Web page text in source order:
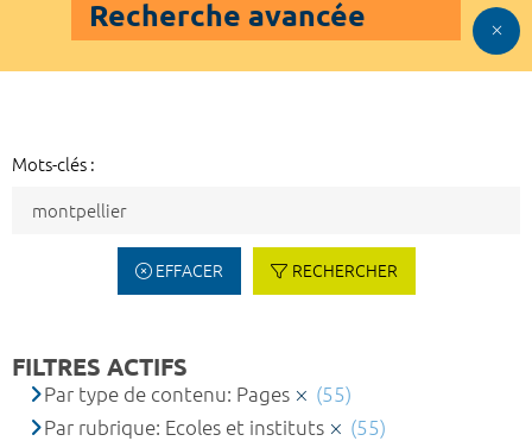
Recherche avancée
Mots-clés :
EFFACER RECHERCHER
FILTRES ACTIFS
Par type de contenu: Pages
(55)
Par rubrique: Ecoles et instituts
(55)